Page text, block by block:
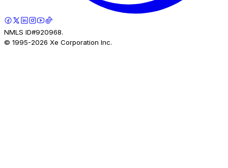
NMLS ID#920968.
© 1995-2026 Xe Corporation Inc.